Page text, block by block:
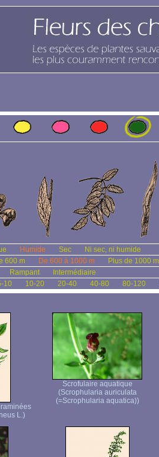
Humide Sec
Ni sec, ni humide
600 m De 600 à 1000 m
Plus de 1000 m
Rampant
Intermédiaire
10 10-20 20-40 40-80 80-120
L.)
Scrofulaire aquatique
(Scrophularia auriculata
(=Scrophularia aquatica))